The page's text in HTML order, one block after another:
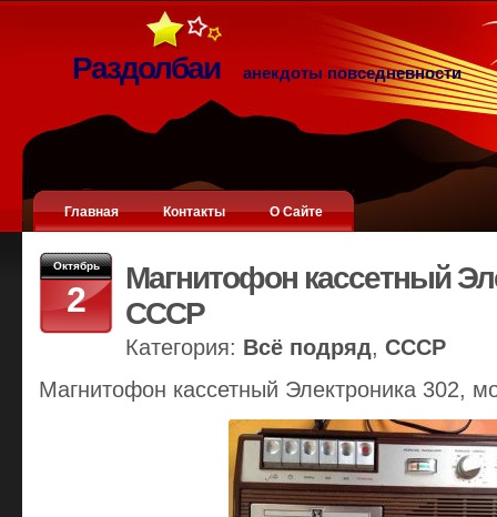
Раздолбаи анекдоты повседневности
Главная Контакты О Сайте
Октябрь
2
Магнитофон кассетный
СССР
Категория: Всё подряд, СССР
Магнитофон кассетный Электроника 302,